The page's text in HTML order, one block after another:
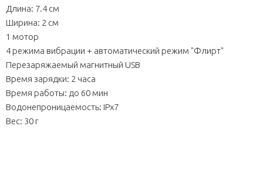
Длина: 7.4 см
Ширина: 2 см
1 мотор
4 режима вибрации + автоматический режим "Флирт"
Перезаряжаемый магнитный USB
Время зарядки: 2 часа
Время работы: до 60 мин
Водонепроницаемость: IPx7
Вес: 30 г